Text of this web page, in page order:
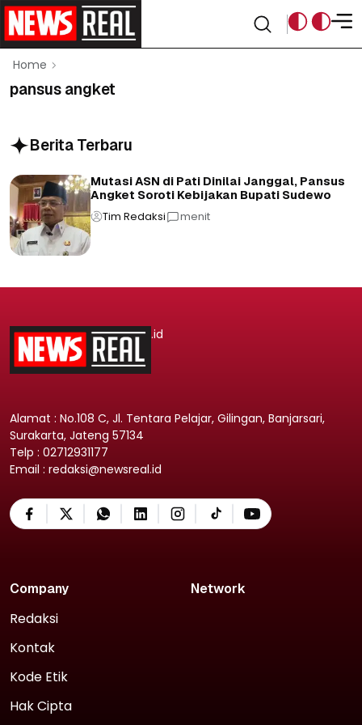
Home
pansus angket
Berita Terbaru
Mutasi ASN di Pati Dinilai Janggal, Pansus
Angket Soroti Kebijakan Bupati Sudewo
Tim Redaksi menit
.id
Alamat : No.108 C, Jl. Tentara Pelajar, Gilingan, Banjarsari,
Surakarta, Jateng 57134
Telp : 02712931177
Email : redaksi@newsreal.id
Company
Redaksi
Kontak
Kode Etik
Hak Cipta
Network